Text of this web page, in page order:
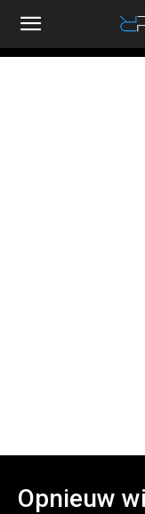
RallyandRaces.com
Opnieuw